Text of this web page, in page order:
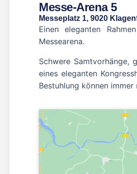
Messe-Arena 5
Messeplatz 1, 9020
Einen eleganten
Messearena.
Schwere Samtvorhänge,
eines eleganten
Bestuhlung können